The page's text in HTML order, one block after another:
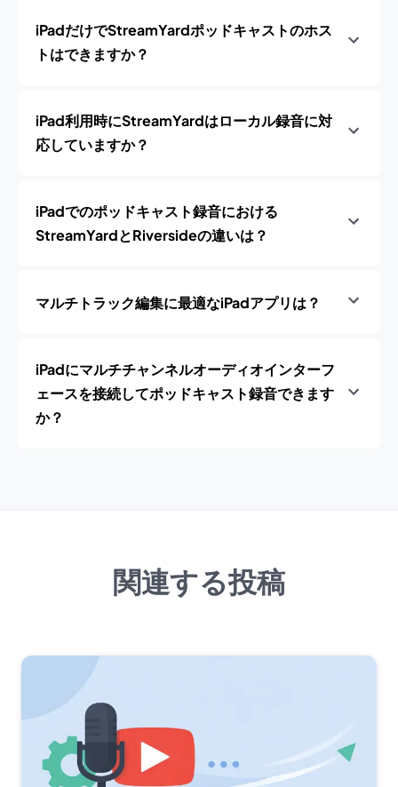
iPadだけでStreamYardポッドキャストのホス
トはできますか？
iPad利用時にStreamYardはローカル録音に対
応していますか？
iPadでのポッドキャスト録音における
StreamYardとRiversideの違いは？
マルチトラック編集に最適なiPadアプリは？
iPadにマルチチャンネルオーディオインターフ
ェースを接続してポッドキャスト録音できます
か？
関連する投稿